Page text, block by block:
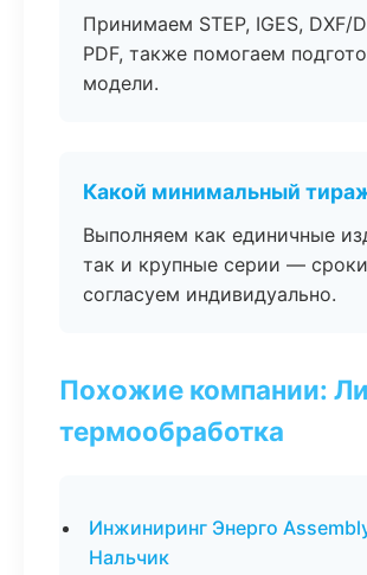
Принимаем STEP, IGES, DXF/
PDF, также помогаем
модели.
Какой минимальный
Выполняем как единичные
так и крупные серии — сроки
согласуем индивидуально.
Похожие компании:
термообработка
Инжиниринг Энерго
Нальчик